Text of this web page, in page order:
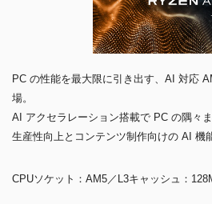
PC の性能を最大限に引き出す、AI 対応
場。
AI アクセラレーション搭載で PC の隅々
生産性向上とコンテンツ制作向けの AI 機
CPUソケット：AM5／L3キャッシュ：